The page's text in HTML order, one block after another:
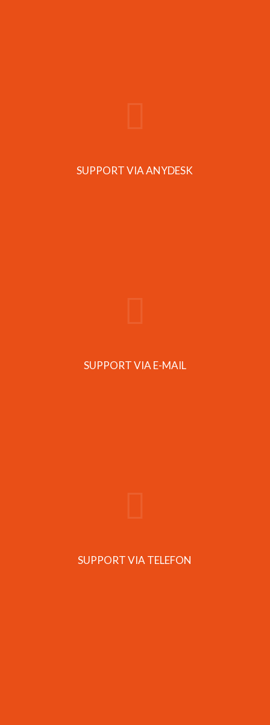
SUPPORT VIA ANYDESK
SUPPORT VIA E-MAIL
SUPPORT VIA TELEFON